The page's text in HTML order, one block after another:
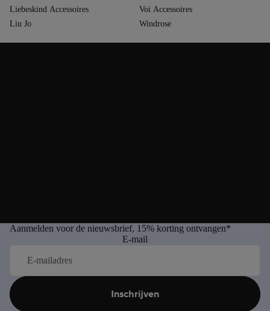
Liebeskind Accessoires
Liu Jo
Voi Accessoires
Windrose
Aanmelden voor de nieuwsbrief, 15% korting ontvangen*
E-mail
Inschrijven